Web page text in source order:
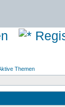
Themen